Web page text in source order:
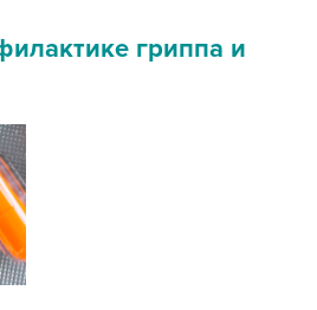
гриппа и